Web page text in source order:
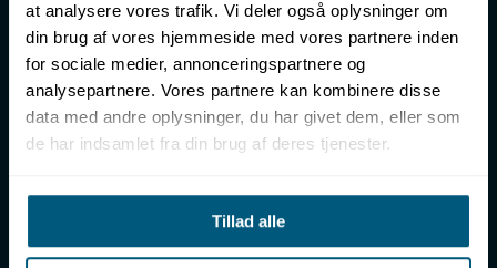
at analysere vores trafik. Vi deler også oplysninger om
din brug af vores hjemmeside med vores partnere inden
for sociale medier, annonceringspartnere og
analysepartnere. Vores partnere kan kombinere disse
data med andre oplysninger, du har givet dem, eller som
de har indsamlet fra din brug af deres tjenester.
Tillad alle
LML SPORT - Alt til vand
LML SPORT er en engrosforhandler af alt til vand. Vores
sortiment omfatter f.eks. badetøj, svømmeudstyr, udstyr til
vandleg og vandsport, vandbehandling og teknik samt inventar
til vådrum, sauna & spa. Vores kunder er bl.a. svømmehaller,
idrætshaller og skoler. Vælg os som din leverandør, fordi vi har
over 50 års erfaring i branchen og tilbyder den højeste